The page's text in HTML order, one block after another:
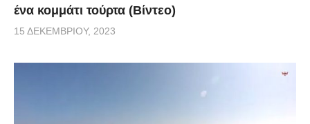
ένα κομμάτι τούρτα (Βίντεο)
15 ΔΕΚΕΜΒΡΊΟΥ, 2023